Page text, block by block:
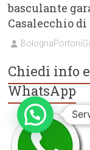
basculante
Casalecchio di
Chiedi info
WhatsApp